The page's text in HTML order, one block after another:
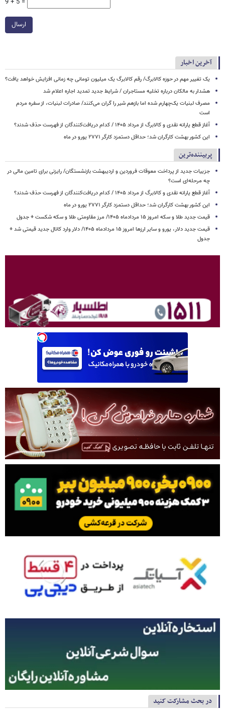
ارسال
آخرین اخبار
یک تغییر مهم در حوزه کالابرگ/ رقم کالابرگ یک میلیون تومانی چه زمانی افزایش خواهد یافت؟
هشدار به مالکان درباره تخلیه مستاجران / شرایط جدید تمدید اجاره اعلام شد
مصرف لبنیات یک‌چهارم شده اما بازهم شیر را گران می‌کنند/ صادرات لبنیات، از سفره مردم
است
آغاز قطع یارانه نقدی و کالابرگ از مرداد ۱۴۰۵ / کدام دریافت‌کنندگان از فهرست حذف شدند؟
این کشور بهشت کارگران شد؛ حداقل دستمزد کارگر ۲۷۷۱ یورو در ماه
پربیننده‌ترین
جزییات جدید از پرداخت معوقات فروردین و اردیبهشت بازنشستگان/ رایزنی برای تامین مالی در
چه مرحله‌ای است؟
آغاز قطع یارانه نقدی و کالابرگ از مرداد ۱۴۰۵ / کدام دریافت‌کنندگان از فهرست حذف شدند؟
این کشور بهشت کارگران شد؛ حداقل دستمزد کارگر ۲۷۷۱ یورو در ماه
قیمت جدید طلا و سکه امروز ۱۵ مردادماه ۱۴۰۵/ مرز مقاومتی طلا و سکه شکست + جدول
قیمت جدید دلار، یورو و سایر ارزها امروز ۱۵ مردادماه ۱۴۰۵/ دلار وارد کانال جدید قیمتی شد +
جدول
در بحث مشارکت کنید